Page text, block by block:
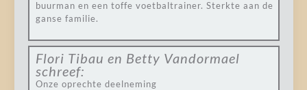
buurman en een toffe voetbaltrainer. Sterkte aan de
ganse familie.
Flori Tibau en Betty Vandormael
schreef:
Onze oprechte deelneming